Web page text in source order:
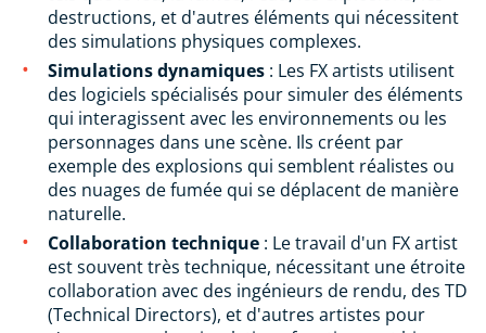
destructions, et d'autres éléments qui nécessitent
des simulations physiques complexes.
Simulations dynamiques : Les FX artists utilisent
des logiciels spécialisés pour simuler des éléments
qui interagissent avec les environnements ou les
personnages dans une scène. Ils créent par
exemple des explosions qui semblent réalistes ou
des nuages de fumée qui se déplacent de manière
naturelle.
Collaboration technique : Le travail d'un FX artist
est souvent très technique, nécessitant une étroite
collaboration avec des ingénieurs de rendu, des TD
(Technical Directors), et d'autres artistes pour